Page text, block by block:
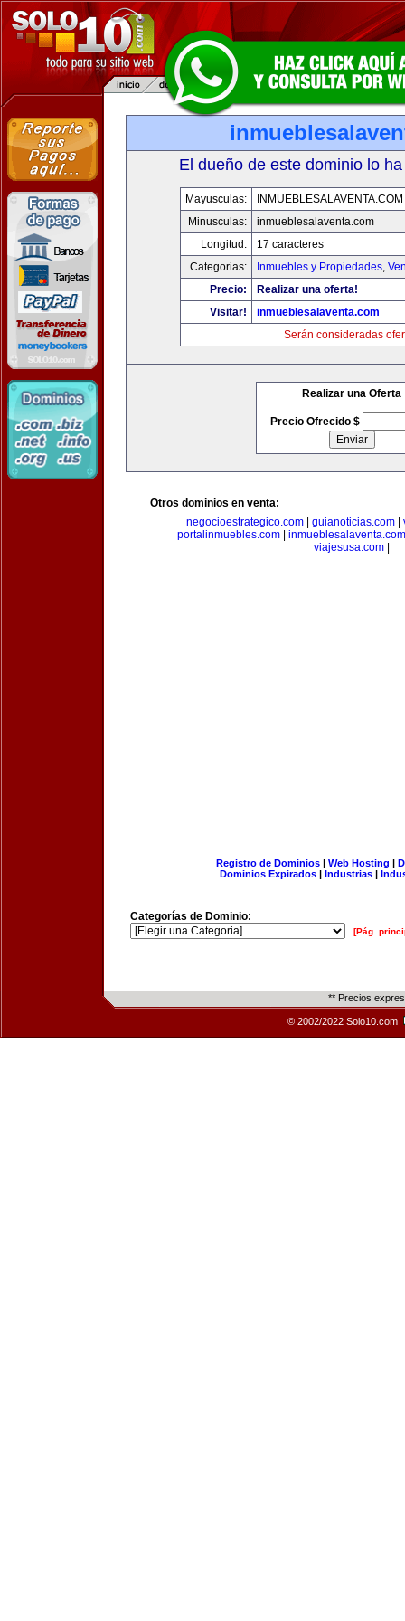
El dueño de este dominio lo
Mayusculas:
INMUEBLESALAVENTA.COM
Minusculas:
inmueblesalaventa.com
Longitud:
17 caracteres
Categorias:
Inmuebles y Propiedades,
Precio:
Realizar una oferta!
Visitar!
inmueblesalaventa.com
Serán consideradas
Realizar una Oferta
Precio Ofrecido $
Otros dominios en venta:
negocioestrategico.com| guianoticias.com|
portalinmuebles.com
inmueblesalaventa.com
viajesusa.com
Registro de Dominios| Web Hosting |
Dominios Expirados | Industrias |
Categorías de Dominio:
[Pág.
** Precios
© 2002/2022 Solo10.com